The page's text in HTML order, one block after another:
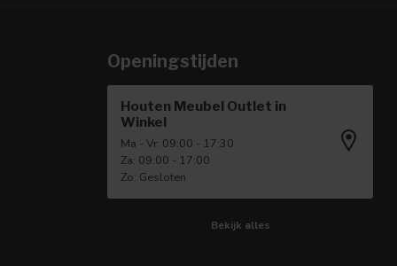
Openingstijden
Houten Meubel Outlet in
Winkel
Ma - Vr: 09:00 - 17:30
Za: 09:00 - 17:00
Zo: Gesloten
Bekijk alles